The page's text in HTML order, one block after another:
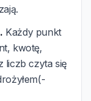
Każdy punkt
kwotę,
liczb czyta się